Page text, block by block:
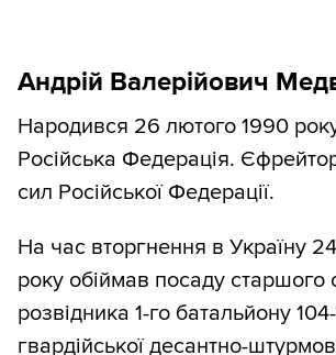
Андрій Валерійович
Народився 26 лютого 1990 року
Російська Федерація.
сил Російської Федерації.
На час вторгнення в Україну
року обіймав посаду старшого
розвідника 1-го батальйону
гвардійської десантно-